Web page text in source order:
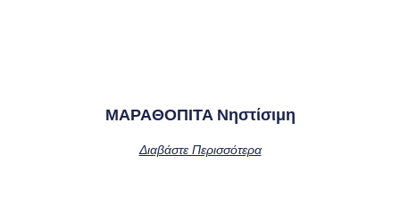
ΜΑΡΑΘΟΠΙΤΑ Νηστίσιμη
Διαβάστε Περισσότερα